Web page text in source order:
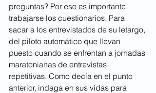
preguntas? Por eso es importante
trabajarse los cuestionarios. Para
sacar a los entrevistados de su letargo,
del piloto automático que llevan
puesto cuando se enfrentan a jornadas
maratonianas de entrevistas
repetitivas. Como decía en el punto
anterior, indaga en sus vidas para